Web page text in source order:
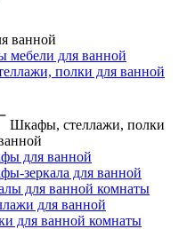
ванной
мебели для ванной
полки для ванной
Шкафы, стеллажи, полки
для ванной
зеркала для ванной
для ванной комнаты
для ванной
для ванной комнаты